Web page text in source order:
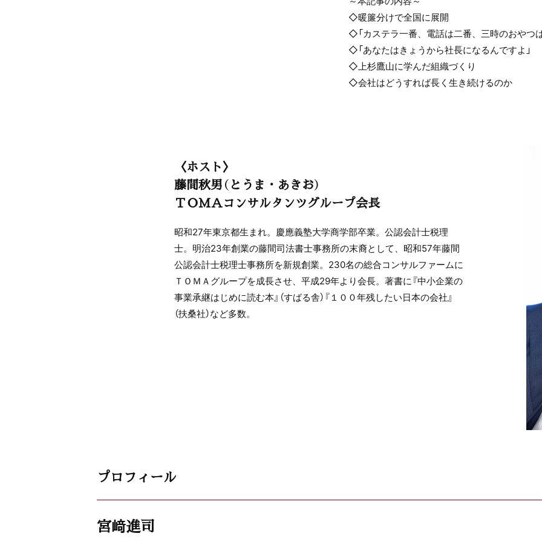
◇暖簾分けで全国に展開
◇「カステラ一番、電話は二番、三時のおやつ
◇「あなたはきょうから社長になるんですよ」
◇上杉鷹山に学んだ組織づくり
◇会社はどうすれば長く生き続けるのか
〈ホスト〉
藤間秋男（とうま・あきお）
ＴＯＭＡコンサルタンツグループ会長
昭和27年東京都生まれ。慶應義塾大学商学部卒業。公認会計士税理
士。明治23年創業の藤間司法書士事務所の末裔として、昭和57年藤間
公認会計士税理士事務所を新規創業。230名の総合コンサルファームに
ＴＯＭＡグループを成長させ、平成29年より会長。著書に『中小企業の
事業承継はじめに読む本』（すばる舎）『１００年残したい日本の会社』
（扶桑社）など多数。
プロフィール
宮﨑進司